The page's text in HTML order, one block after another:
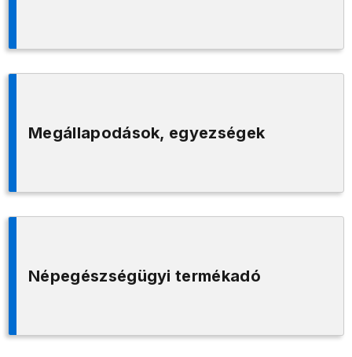
Megállapodások, egyezségek
Népegészségügyi termékadó